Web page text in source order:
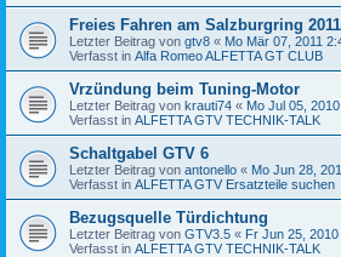
Freies Fahren am Salzburgring 2011
Letzter Beitrag von gtv8 « Mo Mär 07, 2011
Verfasst in Alfa Romeo ALFETTA GT CLUB
Vrzündung beim Tuning-Motor
Letzter Beitrag von krauti74 « Mo Jul 05,
Verfasst in ALFETTA GTV TECHNIK-TALK
Schaltgabel GTV 6
Letzter Beitrag von antonello « Mo Jun 28,
Verfasst in ALFETTA GTV Ersatzteile suchen
Bezugsquelle Türdichtung
Letzter Beitrag von GTV3.5 « Fr Jun 25,
Verfasst in ALFETTA GTV TECHNIK-TALK